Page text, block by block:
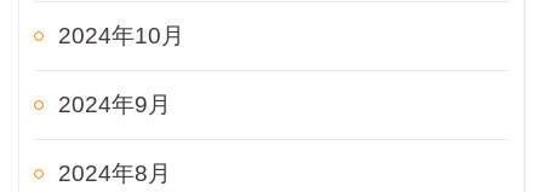
2024年10月
2024年9月
2024年8月